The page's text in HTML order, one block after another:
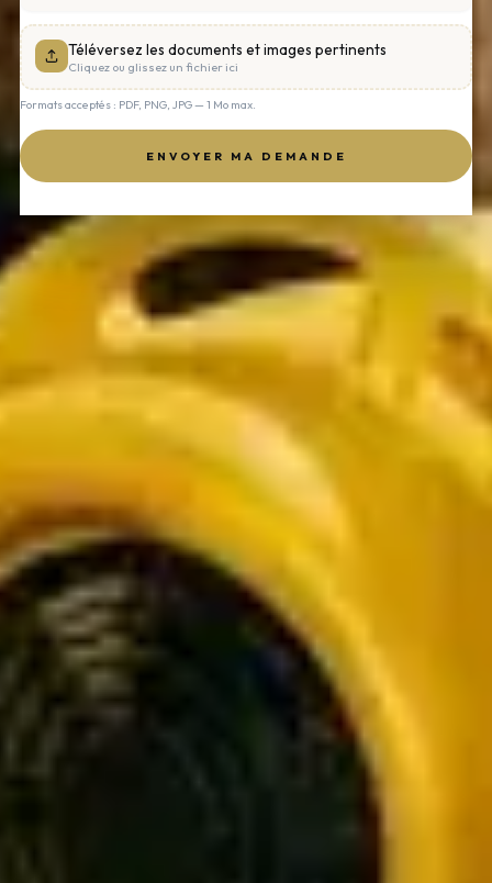
Téléversez les documents et images pertinents
Cliquez ou glissez un fichier ici
Formats acceptés : PDF, PNG, JPG — 1 Mo max.
ENVOYER MA DEMANDE